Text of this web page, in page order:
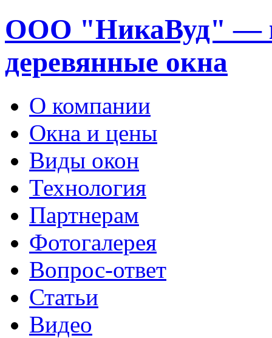
ООО "НикаВуд" —
деревянные окна
О компании
Окна и цены
Виды окон
Технология
Партнерам
Фотогалерея
Вопрос-ответ
Статьи
Видео